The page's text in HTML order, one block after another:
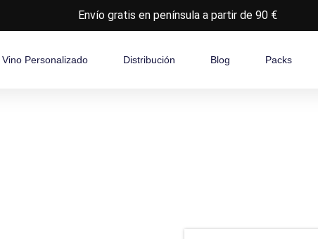
Envío gratis en península a partir de 90 €
Vino Personalizado Distribución Blog Packs